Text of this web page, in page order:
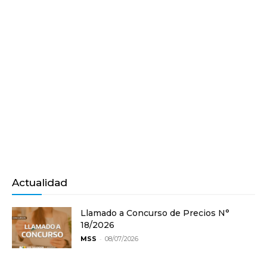
Actualidad
Llamado a Concurso de Precios N°
18/2026
MSS - 08/07/2026